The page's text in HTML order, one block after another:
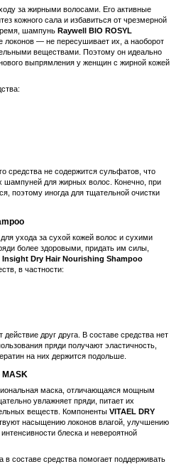
за жирными волосами. Его активные
кожного сала и избавиться от чрезмерной
шампунь Raywell BIO ROSYL
локонов — не пересушивает их, а наоборот
веществами. Поэтому он идеально
выпрямления у женщин с жирной кожей
средства не содержится сульфатов, что
шампуней для жирных волос. Конечно, при
поэтому иногда для тщательной очистки
ухода за сухой кожей волос и сухими
более здоровыми, придать им силы,
Insight Dry Hair Nourishing Shampoo
в частности:
друг друга. В составе средства нет
пряди получают эластичность,
на них держится подольше.
MASK
маска, отличающаяся мощным
увлажняет пряди, питает их
веществ. Компоненты VITAEL DRY
насыщению локонов влагой, улучшению
блеска и невероятной
в составе средства помогает поддерживать